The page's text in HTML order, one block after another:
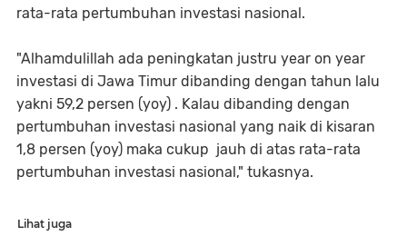
rata-rata pertumbuhan investasi nasional.
"Alhamdulillah ada peningkatan justru year on year
investasi di Jawa Timur dibanding dengan tahun lalu
yakni 59,2 persen (yoy) . Kalau dibanding dengan
pertumbuhan investasi nasional yang naik di kisaran
1,8 persen (yoy) maka cukup jauh di atas rata-rata
pertumbuhan investasi nasional," tukasnya.
Lihat juga